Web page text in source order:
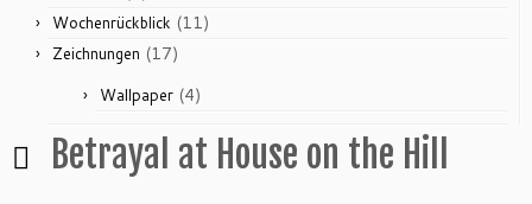
Wochenrückblick (11)
Zeichnungen (17)
Wallpaper (4)
Betrayal at House on the Hill